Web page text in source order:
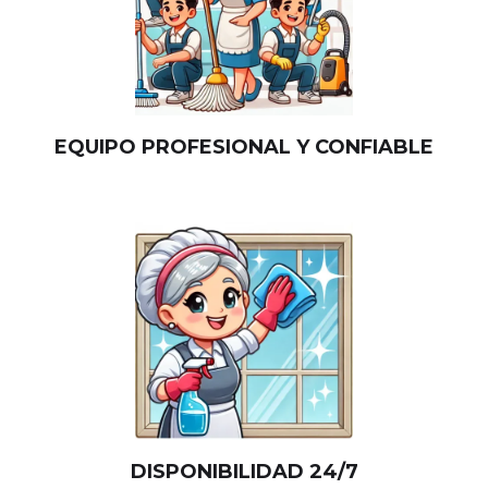
EQUIPO PROFESIONAL Y CONFIABLE
DISPONIBILIDAD 24/7